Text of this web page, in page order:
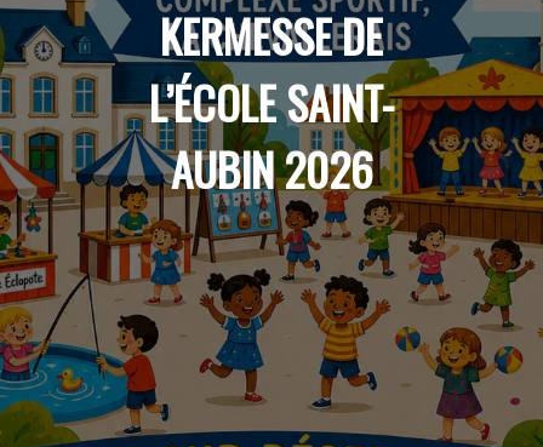
KERMESSE DE
L’ÉCOLE SAINT-
AUBIN 2026